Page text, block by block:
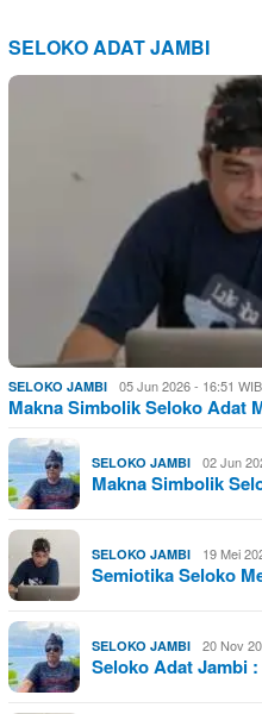
SELOKO ADAT JAMBI
SELOKO JAMBI 05 Jun 2026 - 16:51 WIB
Makna Simbolik Seloko Adat
SELOKO JAMBI 02 Jun
Makna Simbolik
SELOKO JAMBI 19 Mei
Semiotika Seloko
SELOKO JAMBI 20 Nov
Seloko Adat Jambi